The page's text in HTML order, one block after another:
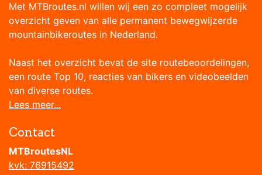
Met MTBroutes.nl willen wij een zo compleet mogelijk
overzicht geven van alle permanent bewegwijzerde
mountainbikeroutes in Nederland.
Naast het overzicht bevat de site routebeoordelingen,
een route Top 10, reacties van bikers en videobeelden
van diverse routes.
Lees meer...
Contact
MTBroutesNL
kvk: 76915492